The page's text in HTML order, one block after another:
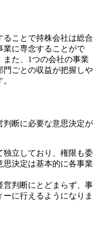
ことで持株会社は総合
業に専念することがで
また、1つの会社の事業
門ごとの収益が把握しや
判断に必要な意思決定が
独立しており、権限も委
決定は基本的に各事業
営判断にとどまらず、事
に行えるようになりま